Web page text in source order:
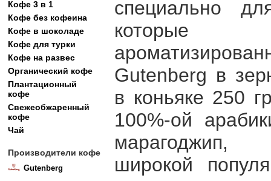
Кофе 3 в 1
Кофе без кофеина
Кофе в шоколаде
Кофе для турки
Кофе на развес
Органический кофе
Плантационный
кофе
Свежеобжаренный
кофе
Чай
Производители кофе
Gutenberg
специально
которые
Gutenberg в
в коньяке 250
100%-ой
марагоджип,
широкой